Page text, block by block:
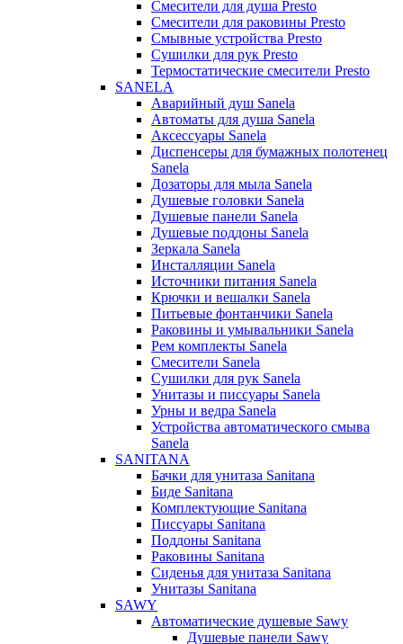
Смесители для душа Presto
Смесители для раковины Presto
Смывные устройства Presto
Сушилки для рук Presto
Термостатические смесители Presto
SANELA
Аварийный душ Sanela
Автоматы для душа Sanela
Аксессуары Sanela
Диспенсеры для бумажных полотенец
Sanela
Дозаторы для мыла Sanela
Душевые головки Sanela
Душевые панели Sanela
Душевые поддоны Sanela
Зеркала Sanela
Инсталляции Sanela
Источники питания Sanela
Крючки и вешалки Sanela
Питьевые фонтанчики Sanela
Раковины и умывальники Sanela
Рем комплекты Sanela
Смесители Sanela
Сушилки для рук Sanela
Унитазы и писсуары Sanela
Урны и ведра Sanela
Устройства автоматического смыва
Sanela
SANITANA
Бачки для унитаза Sanitana
Биде Sanitana
Комплектующие Sanitana
Писсуары Sanitana
Поддоны Sanitana
Раковины Sanitana
Сиденья для унитаза Sanitana
Унитазы Sanitana
SAWY
Автоматические душевые Sawy
Душевые панели Sawy